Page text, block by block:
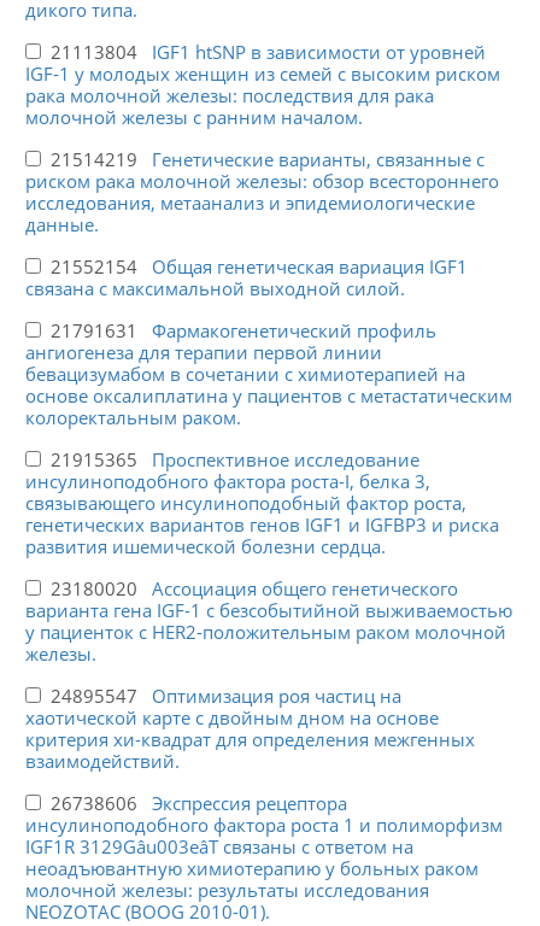
дикого типа.
21113804 IGF1 htSNP в зависимости от уровней
IGF-1 у молодых женщин из семей с высоким риском
рака молочной железы: последствия для рака
молочной железы с ранним началом.
21514219 Генетические варианты, связанные с
риском рака молочной железы: обзор всестороннего
исследования, метаанализ и эпидемиологические
данные.
21552154 Общая генетическая вариация IGF1
связана с максимальной выходной силой.
21791631 Фармакогенетический профиль
ангиогенеза для терапии первой линии
бевацизумабом в сочетании с химиотерапией на
основе оксалиплатина у пациентов с метастатическим
колоректальным раком.
21915365 Проспективное исследование
инсулиноподобного фактора роста-I, белка 3,
связывающего инсулиноподобный фактор роста,
генетических вариантов генов IGF1 и IGFBP3 и риска
развития ишемической болезни сердца.
23180020 Ассоциация общего генетического
варианта гена IGF-1 с безсобытийной выживаемостью
у пациенток с HER2-положительным раком молочной
железы.
24895547 Оптимизация роя частиц на
хаотической карте с двойным дном на основе
критерия хи-квадрат для определения межгенных
взаимодействий.
26738606 Экспрессия рецептора
инсулиноподобного фактора роста 1 и полиморфизм
IGF1R 3129Gâu003eâT связаны с ответом на
неоадъювантную химиотерапию у больных раком
молочной железы: результаты исследования
NEOZOTAC (BOOG 2010-01).